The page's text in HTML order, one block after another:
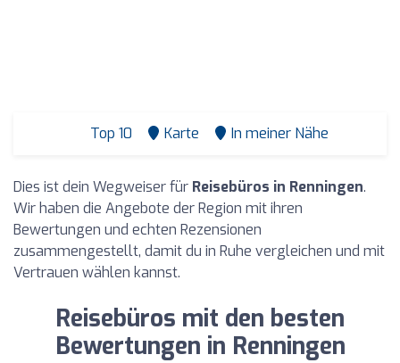
Top 10 Karte In meiner Nähe
Dies ist dein Wegweiser für Reisebüros in Renningen.
Wir haben die Angebote der Region mit ihren
Bewertungen und echten Rezensionen
zusammengestellt, damit du in Ruhe vergleichen und mit
Vertrauen wählen kannst.
Reisebüros mit den besten
Bewertungen in Renningen